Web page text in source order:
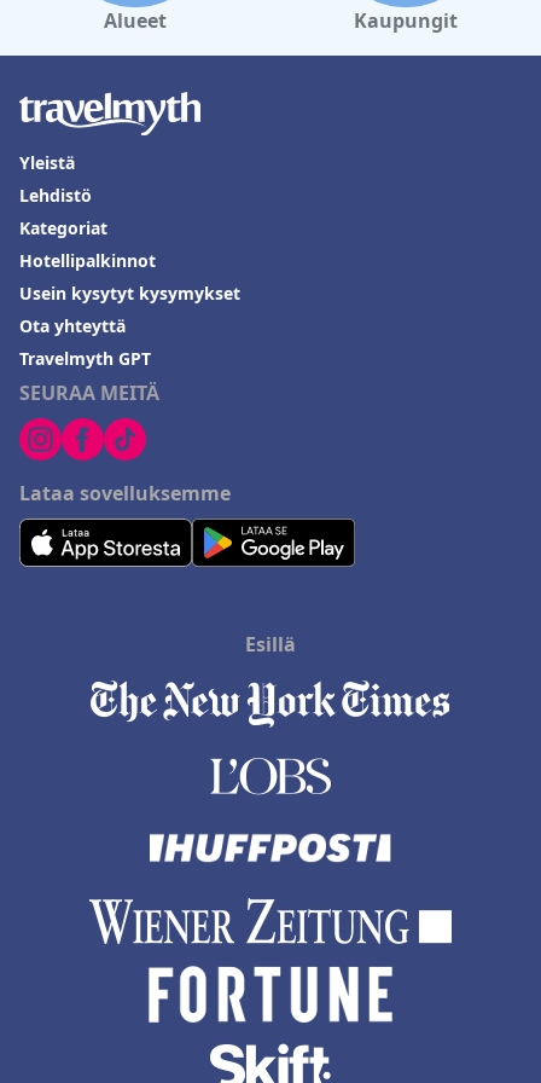
Alueet Kaupungit
SEURAA MEITÄ
Lataa sovelluksemme
Yleistä
Lehdistö
Kategoriat
Hotellipalkinnot
Usein kysytyt kysymykset
Ota yhteyttä
Travelmyth GPT
Esillä